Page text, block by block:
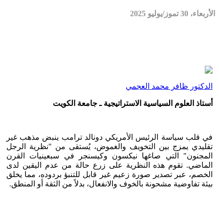
الأربعاء، 30 تموز/يوليو 2025
الدكتور ظافر محمد العجمي
أستاذ العلوم السياسية الاستراتيجية ـ جامعة الكويت
في قلب سياسة الرئيس الأمريكي دونالد ترامب ينبض مذهب غير
تقليدي يمزج بين التخويف والغموض، يُستقى من "نظرية الرجل
المجنون" التي صاغها نيكسون وكيسنجر في سبعينيات القرن
الماضي. تقوم هذه النظرية على زرع حالة من عدم اليقين لدى
الخصم، عبر تصدير صورة زعيم غير قابل للتنبؤ بردوده، مما يخلق
بيئة تفاوضية مشحونة بالخوف والانفعال، بدلاً من الثقة أو المنطق.